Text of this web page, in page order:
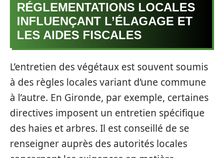
RÉGLEMENTATIONS LOCALES
INFLUENÇANT L’ÉLAGAGE ET
LES AIDES FISCALES
L’entretien des végétaux est souvent soumis
à des règles locales variant d’une commune
à l’autre. En Gironde, par exemple, certaines
directives imposent un entretien spécifique
des haies et arbres. Il est conseillé de se
renseigner auprès des autorités locales